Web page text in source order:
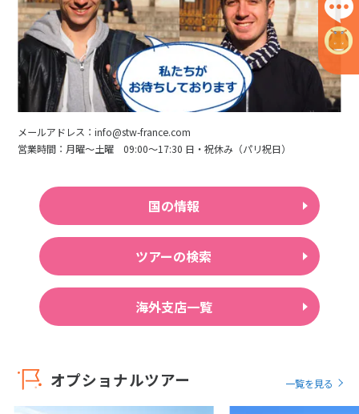
メールアドレス：info@stw-france.com
営業時間：月曜〜土曜 09:00〜17:30 日・祝休み（パリ祝日）
国の情報
ツアーの検索
海外支店一覧
オプショナルツアー 一覧を見る